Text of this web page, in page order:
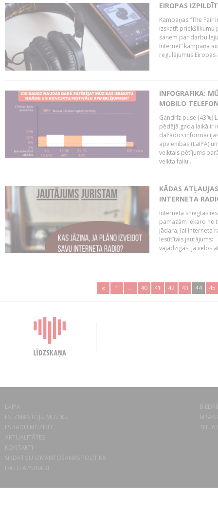
EIROPAS
Kampaņas “The
izskatīt priekšlikumu
saņem par darbu
Internet” kampaņa
regulējumus
INFOGRAFIKA:
MOBILO
Gandrīz puse (43%)
pēdējā gada laikā ir
dažādos
apvienības (LaIPA)
veiktais pētījums
veikta failu...
KĀDAS
INTERNETA
Interneta sniegtās
pamazām iekaro ne
jādara, lai interneta
Iesūtītais jautājums:
vajadzīgas, ja vēlos
« 1 .. 40 41 42 43 44 45
LAIPA
ES IZMANTOJU MŪZIKU
ES RADU MŪZIKU
AKTUALITĀTES
KONTAKTI
SĪKDATŅU IZMANTOŠANAS POLITIKA
DATU APSTRĀDE
TEL.